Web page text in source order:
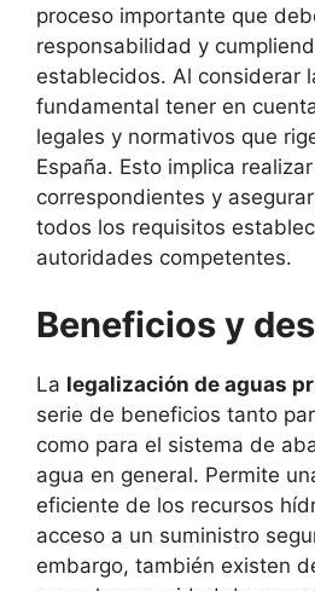
proceso importante que
responsabilidad y
establecidos. Al considerar
fundamental tener en
legales y normativos que
España. Esto implica
correspondientes y
todos los requisitos
autoridades competentes.
Beneficios y
La legalización de aguas
serie de beneficios tanto
como para el sistema de
agua en general. Permite
eficiente de los recursos
acceso a un suministro
embargo, también existen